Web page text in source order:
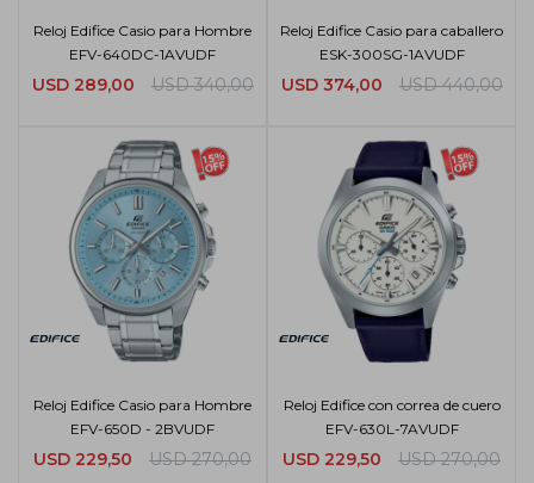
Reloj Edifice Casio para Hombre
EFV-640DC-1AVUDF
USD 289,00 USD 340,00
Reloj Edifice Casio para caballero
ESK-300SG-1AVUDF
USD 374,00 USD 440,00
Reloj Edifice Casio para Hombre
EFV-650D - 2BVUDF
USD 229,50 USD 270,00
Reloj Edifice con correa de cuero
EFV-630L-7AVUDF
USD 229,50 USD 270,00